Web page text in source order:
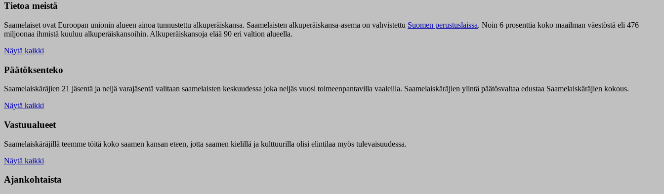
Tietoa meistä
Saamelaiset ovat Euroopan unionin alueen ainoa tunnustettu alkuperäiskansa. Saamelaisten alkuperäiskansa-asema on vahvistettu Suomen perustuslaissa. Noin 6 prosenttia koko maailman väestöstä eli 476
miljoonaa ihmistä kuuluu alkuperäiskansoihin. Alkuperäiskansoja elää 90 eri valtion alueella.
Näytä kaikki
Päätöksenteko
Saamelaiskäräjien 21 jäsentä ja neljä varajäsentä valitaan saamelaisten keskuudessa joka neljäs vuosi toimeenpantavilla vaaleilla. Saamelaiskäräjien ylintä päätösvaltaa edustaa Saamelaiskäräjien kokous.
Näytä kaikki
Vastuualueet
Saamelaiskäräjillä teemme töitä koko saamen kansan eteen, jotta saamen kielillä ja kulttuurilla olisi elintilaa myös tulevaisuudessa.
Näytä kaikki
Ajankohtaista